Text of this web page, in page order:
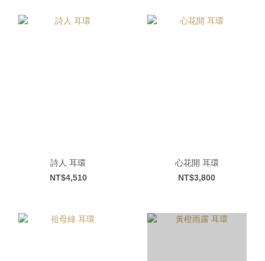
詩人 耳環
NT$4,510
心花開 耳環
NT$3,800